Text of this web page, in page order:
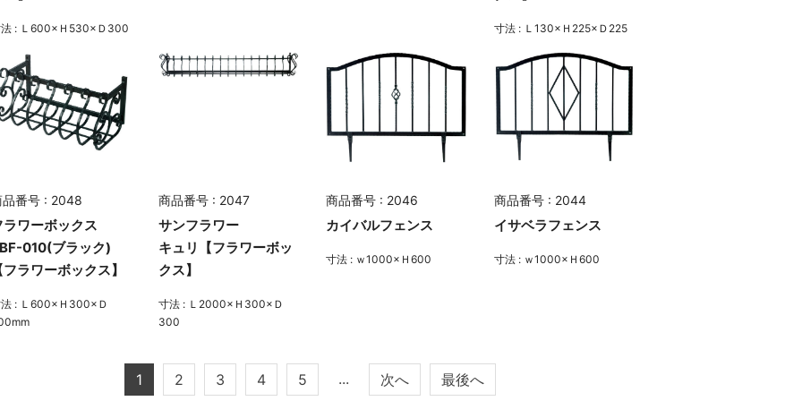
: Ｌ600×Ｈ530×Ｄ300 寸法 : Ｌ130×Ｈ225×Ｄ225
品番号 : 2048
ラワーボックス
010(ブラック)
フラワーボックス】
: Ｌ600×Ｈ300×Ｄ
商品番号 : 2047
サンフラワー
キュリ【フラワーボッ
クス】
寸法 : Ｌ2000×Ｈ300×Ｄ
300
商品番号 : 2046
カイバルフェンス
寸法 : ｗ1000×Ｈ600
商品番号 : 2044
イサベラフェンス
寸法 : ｗ1000×Ｈ600
1 2 3 4 5 ... 次へ 最後へ